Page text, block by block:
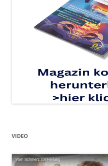
VIDEO